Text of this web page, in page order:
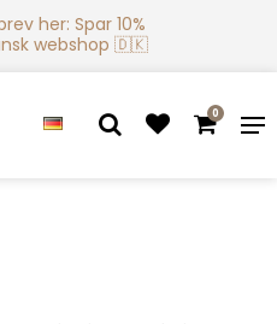
her: Spar 10%
webshop 🇩🇰
0